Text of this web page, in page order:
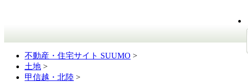
不動産・住宅サイト SUUMO >
土地 >
甲信越・北陸 >